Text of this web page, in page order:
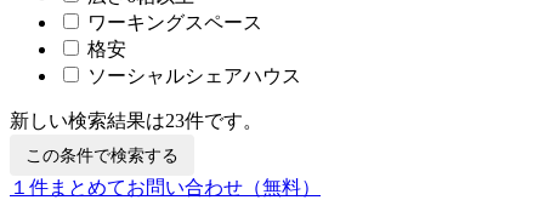
ワーキングスペース
格安
ソーシャルシェアハウス
新しい検索結果は23件です。
この条件で検索する
１ 件まとめてお問い合わせ （無料）